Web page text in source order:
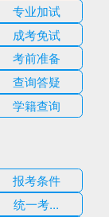
专业加试
成考免试
考前准备
查询答疑
学籍查询
报考条件
统一考...